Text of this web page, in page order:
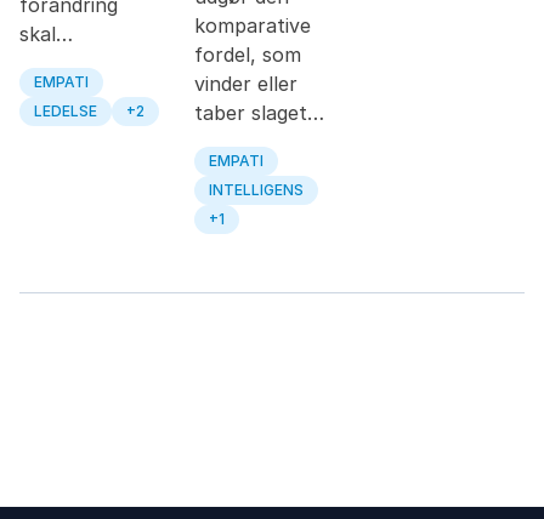
forandring
skal…
EMPATI
LEDELSE
+2
komparative
fordel, som
vinder eller
taber slaget…
EMPATI
INTELLIGENS
+1